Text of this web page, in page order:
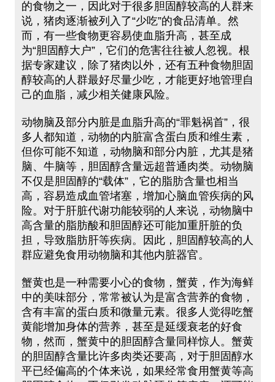
的食物之一，因此对于很多胆固醇较高的人群来
说，猪肉逐渐被列入了“少吃”的食品清单。然
而，有一些食物更容易使血脂升高，甚至成
为“胆固醇大户”，它们的危害往往被人忽视。根
据专家建议，除了猪肉以外，还有五种食物胆固
醇较高的人群最好尽量少吃，才能更好地管理自
己的血脂，减少相关健康风险。
动物脑及部分内脏是血脂升高的“罪魁祸首”，很
多人都知道，动物的内脏富含蛋白质和维生素，
但你可能不知道，动物脑和部分内脏，尤其是猪
脑、牛脑等，胆固醇含量远超普通肉类。动物脑
不仅是胆固醇的“载体”，它的脂肪含量也相当
高，容易造成血管堵塞，增加心脑血管疾病的风
险。对于肝脏代谢功能较弱的人来说，动物脑中
高含量的脂肪酸和胆固醇还可能加重肝脏的负
担，导致脂肪肝等疾病。因此，胆固醇较高的人
群应避免食用动物脑和其他内脏器官。
蟹黄也是一种需要小心的食物，蟹黄，作为海鲜
中的美味部分，常常被认为是富含营养的食物，
含有丰富的蛋白质和微量元素。很多人觉得吃蟹
黄能增加身体的营养，甚至是延缓衰老的好食
物，然而，蟹黄中的胆固醇含量同样惊人。蟹黄
的胆固醇含量比许多肉类还要高，对于胆固醇水
平已经偏高的个体来说，如果经常食用蟹黄等高